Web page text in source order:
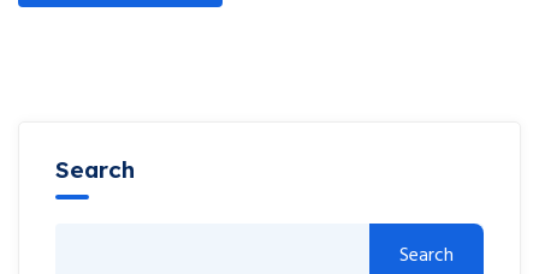
Search
Search